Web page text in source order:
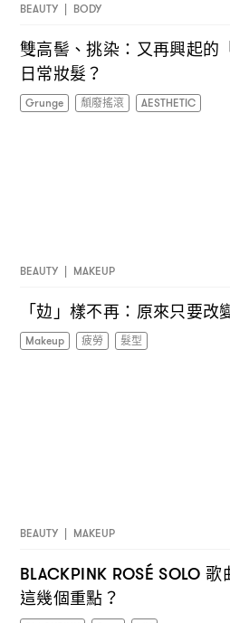
BEAUTY | BODY
雙高髻、挑染 ： 又再興起的
日常妝髮？
Grunge 頹廢搖滾 AESTHETIC
BEAUTY | MAKEUP
「攰」樣不再 ： 原來只要改
Makeup 疲勞 髮型
BEAUTY | MAKEUP
BLACKPINK ROSÉ SOLO歌
這幾個重點？